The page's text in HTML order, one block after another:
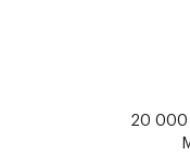
20 000